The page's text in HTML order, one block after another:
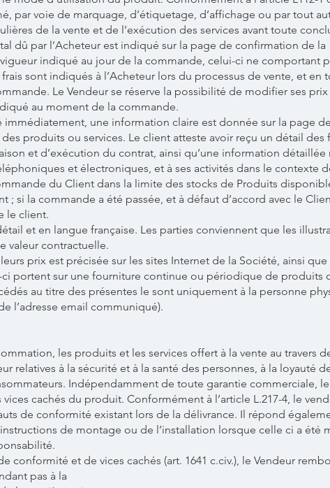
par voie de marquage, d’étiquetage, d’affichage ou par tout
de la vente et de l’exécution des services avant toute
dû par l’Acheteur est indiqué sur la page de confirmation de la
indiqué au jour de la commande, celui-ci ne comportant
sont indiqués à l’Acheteur lors du processus de vente, et en
Le Vendeur se réserve la possibilité de modifier ses
au moment de la commande.
une information claire est donnée sur la page de
produits ou services. Le client atteste avoir reçu un détail des
et d’exécution du contrat, ainsi qu’une information détaillée
et électroniques, et à ses activités dans le contexte
du Client dans la limite des stocks de Produits
si la commande a été passée, et à défaut d’accord avec le
le client.
et en langue française. Les parties conviennent que les
valeur contractuelle.
prix est précisée sur les sites Internet de la Société, ainsi que
portent sur une fourniture continue ou périodique de produits
au titre des présentes le sont uniquement à la personne
l’adresse email communiqué).
les produits et les services offert à la vente au travers
relatives à la sécurité et à la santé des personnes, à la loyauté
Indépendamment de toute garantie commerciale, le
cachés du produit. Conformément à l’article L.217-4, le
de conformité existant lors de la délivrance. Il répond
de montage ou de l’installation lorsque celle ci a été
et de vices cachés (art. 1641 c.civ.), le Vendeur
pas à la